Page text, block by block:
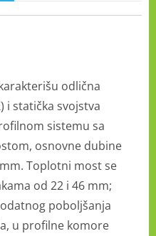
odlična
i statička svojstva
sistemu sa
osnovne dubine
Toplotni most se
od 22 i 46 mm;
poboljšanja
u profilne komore